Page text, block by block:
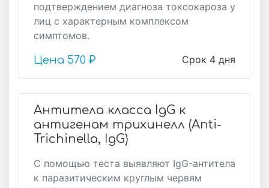
подтверждением диагноза токсокароза у
лиц с характерным комплексом
симптомов.
Срок 4 дня
Цена 570 ₽
Антитела класса IgG к
антигенам трихинелл (Anti-
Trichinella, IgG)
С помощью теста выявляют IgG-антитела
к паразитическим круглым червям